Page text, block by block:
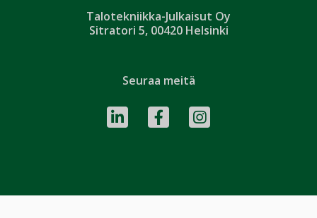
Talotekniikka-Julkaisut Oy
Sitratori 5, 00420 Helsinki
Seuraa meitä